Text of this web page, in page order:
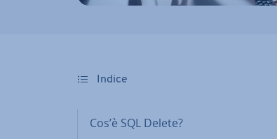
Indice
Cos’è SQL Delete?